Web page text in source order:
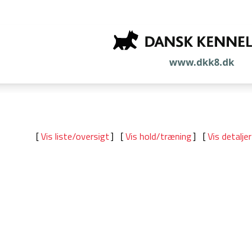
www.dkk8.dk
[Vis liste/oversigt] [Vis hold/træning] [Vis detaljer